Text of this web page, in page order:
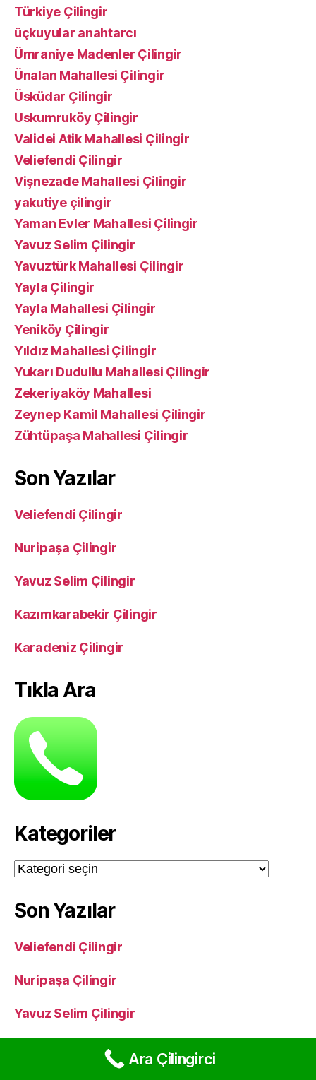
Türkiye Çilingir
üçkuyular anahtarcı
Ümraniye Madenler Çilingir
Ünalan Mahallesi Çilingir
Üsküdar Çilingir
Uskumruköy Çilingir
Validei Atik Mahallesi Çilingir
Veliefendi Çilingir
Vişnezade Mahallesi Çilingir
yakutiye çilingir
Yaman Evler Mahallesi Çilingir
Yavuz Selim Çilingir
Yavuztürk Mahallesi Çilingir
Yayla Çilingir
Yayla Mahallesi Çilingir
Yeniköy Çilingir
Yıldız Mahallesi Çilingir
Yukarı Dudullu Mahallesi Çilingir
Zekeriyaköy Mahallesi
Zeynep Kamil Mahallesi Çilingir
Zühtüpaşa Mahallesi Çilingir
Son Yazılar
Veliefendi Çilingir
Nuripaşa Çilingir
Yavuz Selim Çilingir
Kazımkarabekir Çilingir
Karadeniz Çilingir
Tıkla Ara
Kategoriler
Kategoriler
Son Yazılar
Veliefendi Çilingir
Nuripaşa Çilingir
Yavuz Selim Çilingir
Kazımkarabekir Çilingir
Ara Çilingirci